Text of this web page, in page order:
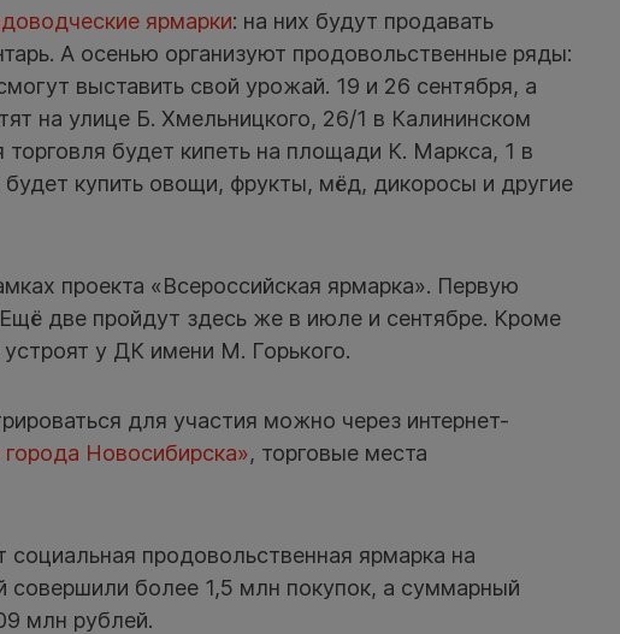
ярмарки: на них будут продавать
А осенью организуют продовольственные ряды:
выставить свой урожай. 19 и 26 сентября, а
на улице Б. Хмельницкого, 26/1 в Калининском
торговля будет кипеть на площади К. Маркса, 1 в
купить овощи, фрукты, мёд, дикоросы и другие
проекта «Всероссийская ярмарка». Первую
две пройдут здесь же в июле и сентябре. Кроме
у ДК имени М. Горького.
для участия можно через интернет-
Новосибирска», торговые места
социальная продовольственная ярмарка на
совершили более 1,5 млн покупок, а суммарный
млн рублей.